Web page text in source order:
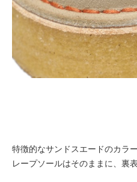
特徴的なサンドスエードのカラ
レープソールはそのままに、裏